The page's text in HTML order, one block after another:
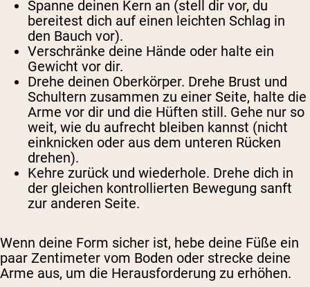
Spanne deinen Kern an (stell dir vor, du
bereitest dich auf einen leichten Schlag in
den Bauch vor).
Verschränke deine Hände oder halte ein
Gewicht vor dir.
Drehe deinen Oberkörper. Drehe Brust und
Schultern zusammen zu einer Seite, halte die
Arme vor dir und die Hüften still. Gehe nur so
weit, wie du aufrecht bleiben kannst (nicht
einknicken oder aus dem unteren Rücken
drehen).
Kehre zurück und wiederhole. Drehe dich in
der gleichen kontrollierten Bewegung sanft
zur anderen Seite.
Wenn deine Form sicher ist, hebe deine Füße ein
paar Zentimeter vom Boden oder strecke deine
Arme aus, um die Herausforderung zu erhöhen.